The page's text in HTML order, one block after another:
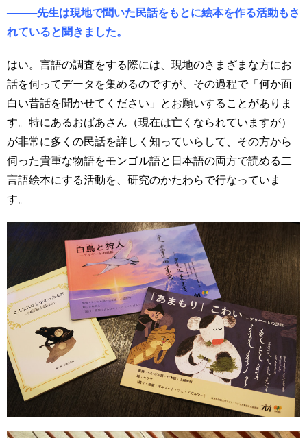
────先生は現地で聞いた民話をもとに絵本を作る活動もさ
れていると聞きました。
はい。言語の調査をする際には、現地のさまざまな方にお
話を伺ってデータを集めるのですが、その過程で「何か面
白い昔話を聞かせてください」とお願いすることがありま
す。特にあるおばあさん（現在は亡くなられていますが）
が非常に多くの民話を詳しく知っていらして、その方から
伺った貴重な物語をモンゴル語と日本語の両方で読める二
言語絵本にする活動を、研究のかたわらで行なっていま
す。